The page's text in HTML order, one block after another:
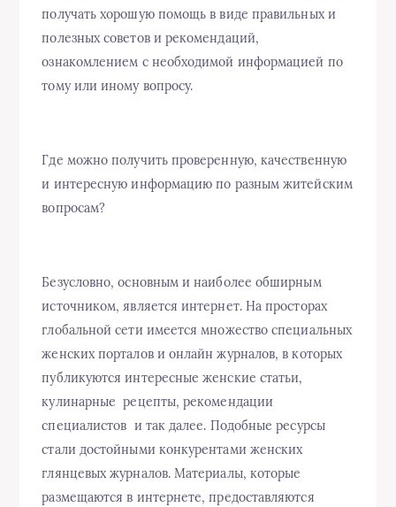
получать хорошую помощь в виде правильных и
полезных советов и рекомендаций,
ознакомлением с необходимой информацией по
тому или иному вопросу.
Где можно получить проверенную, качественную
и интересную информацию по разным житейским
вопросам?
Безусловно, основным и наиболее обширным
источником, является интернет. На просторах
глобальной сети имеется множество специальных
женских порталов и онлайн журналов, в которых
публикуются интересные женские статьи,
кулинарные рецепты, рекомендации
специалистов и так далее. Подобные ресурсы
стали достойными конкурентами женских
глянцевых журналов. Материалы, которые
размещаются в интернете, предоставляются